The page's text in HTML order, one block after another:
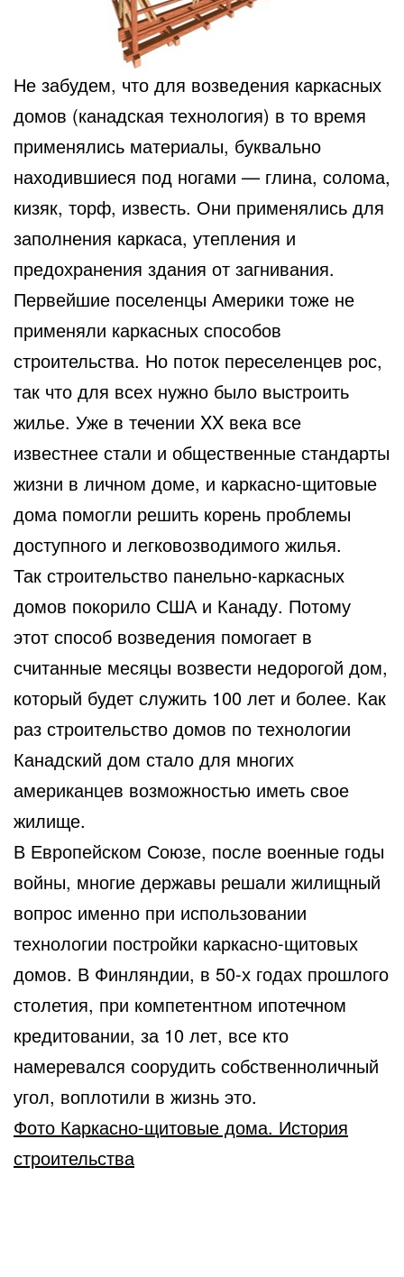
Не забудем, что для возведения каркасных
домов (канадская технология) в то время
применялись материалы, буквально
находившиеся под ногами — глина, солома,
кизяк, торф, известь. Они применялись для
заполнения каркаса, утепления и
предохранения здания от загнивания.
Первейшие поселенцы Америки тоже не
применяли каркасных способов
строительства. Но поток переселенцев рос,
так что для всех нужно было выстроить
жилье. Уже в течении XX века все
известнее стали и общественные стандарты
жизни в личном доме, и каркасно-щитовые
дома помогли решить корень проблемы
доступного и легковозводимого жилья.
Так строительство панельно-каркасных
домов покорило США и Канаду. Потому
этот способ возведения помогает в
считанные месяцы возвести недорогой дом,
который будет служить 100 лет и более. Как
раз строительство домов по технологии
Канадский дом стало для многих
американцев возможностью иметь свое
жилище.
В Европейском Союзе, после военные годы
войны, многие державы решали жилищный
вопрос именно при использовании
технологии постройки каркасно-щитовых
домов. В Финляндии, в 50-х годах прошлого
столетия, при компетентном ипотечном
кредитовании, за 10 лет, все кто
намеревался соорудить собственноличный
угол, воплотили в жизнь это.
Фото Каркасно-щитовые дома. История
строительства